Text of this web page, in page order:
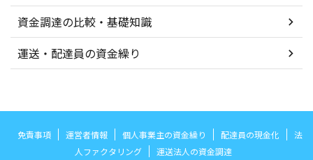
資金調達の比較・基礎知識
運送・配達員の資金繰り
免責事項 運営者情報 個人事業主の資金繰り 配達員の現金化
法
人ファクタリング
運送法人の資金調達